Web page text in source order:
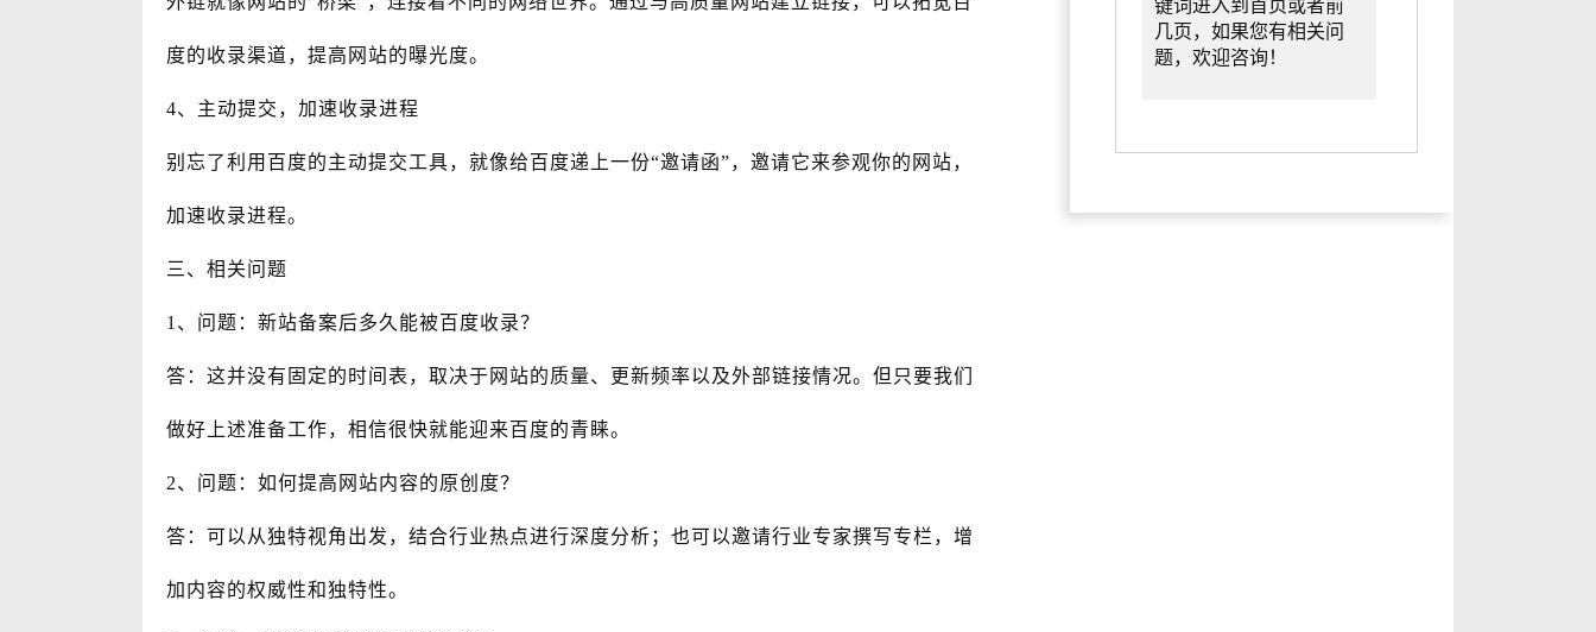
度的收录渠道，提高网站的曝光度。
4、主动提交，加速收录进程
别忘了利用百度的主动提交工具，就像给百度递上一份“邀请函”，邀请它来参观你的网站，
加速收录进程。
三、相关问题
1、问题：新站备案后多久能被百度收录？
答：这并没有固定的时间表，取决于网站的质量、更新频率以及外部链接情况。但只要我们
做好上述准备工作，相信很快就能迎来百度的青睐。
2、问题：如何提高网站内容的原创度？
答：可以从独特视角出发，结合行业热点进行深度分析；也可以邀请行业专家撰写专栏，增
加内容的权威性和独特性。
键词进入到首页或者前
几页，如果您有相关问
题，欢迎咨询！